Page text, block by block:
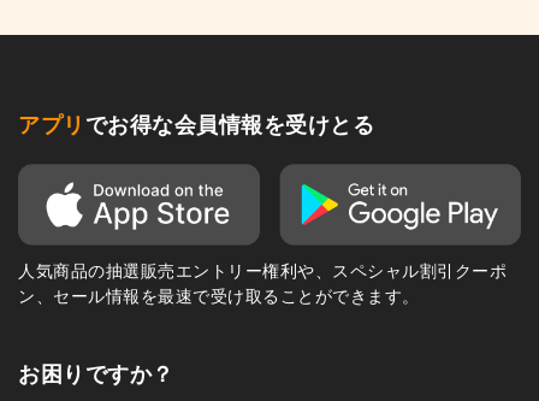
アプリ でお得な会員情報を受けとる
人気商品の抽選販売エントリー権利や、スペシャル割引クーポ
ン、セール情報を最速で受け取ることができます。
お困りですか？